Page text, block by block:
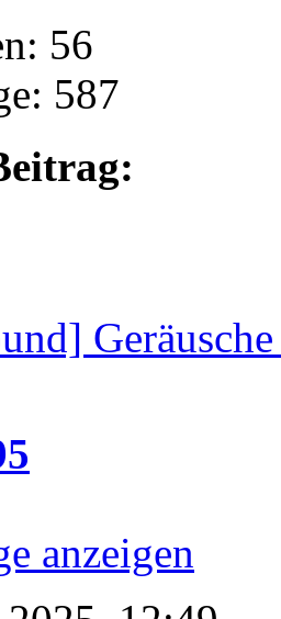
56
587
anzeigen